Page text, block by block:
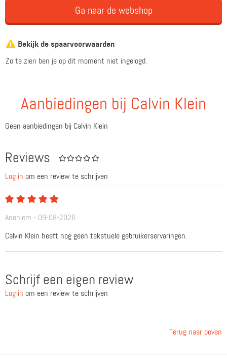
Ga naar de webshop
Bekijk de spaarvoorwaarden
Zo te zien ben je op dit moment niet ingelogd.
Aanbiedingen bij Calvin Klein
Geen aanbiedingen bij Calvin Klein
Reviews
Log in om een review te schrijven
Anoniem - 09-08-2026
Calvin Klein heeft nog geen tekstuele gebruikerservaringen.
Schrijf een eigen review
Log in om een review te schrijven
Terug naar boven